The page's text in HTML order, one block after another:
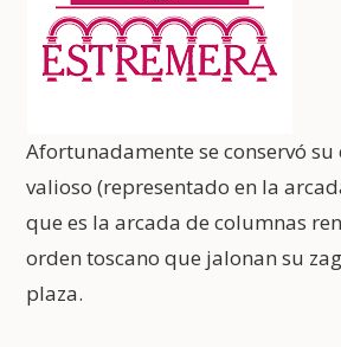
Afortunadamente se conservó su
valioso (representado en la
que es la arcada de columnas
orden toscano que jalonan su
plaza.